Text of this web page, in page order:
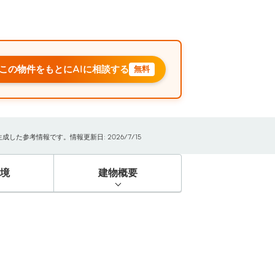
の物件をもとにAIに相談する 無料
した参考情報です。情報更新日: 2026/7/15
建物概要